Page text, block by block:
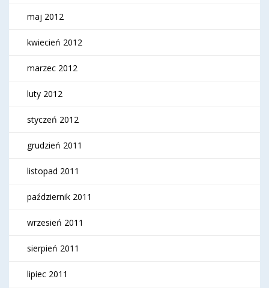
maj 2012
kwiecień 2012
marzec 2012
luty 2012
styczeń 2012
grudzień 2011
listopad 2011
październik 2011
wrzesień 2011
sierpień 2011
lipiec 2011